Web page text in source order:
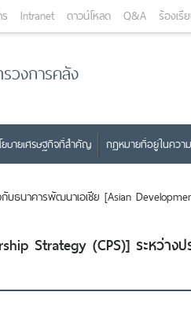
Intranet ดาวน์โหลด Q&A ร้องเรี
วงการคลัง
ยบายเศรษฐกิจที่สำคัญ กฎหมายที่อยู่ในคว
บธนาคารพัฒนาเอเชีย [Asian
Strategy (CPS)] ระหว่างป